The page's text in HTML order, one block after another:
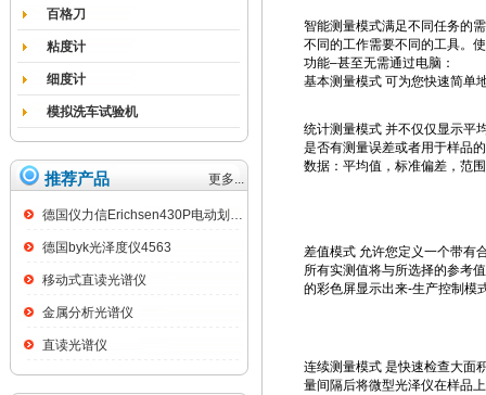
百格刀
粘度计
细度计
模拟洗车试验机
推荐产品 更多...
德国仪力信Erichsen430P电动划格试验仪
德国byk光泽度仪4563
移动式直读光谱仪
金属分析光谱仪
直读光谱仪
智能测量模式满足不同任务的
不同的工作需要不同的工具。
功能–甚至无需通过电脑：
基本测量模式 可为您快速简单
统计测量模式 并不仅仅显示平
是否有测量误差或者用于样品
数据：平均值，标准偏差，范围
差值模式 允许您定义一个带有
所有实测值将与所选择的参考
的彩色屏显示出来-生产控制模
连续测量模式 是快速检查大面
量间隔后将微型光泽仪在样品